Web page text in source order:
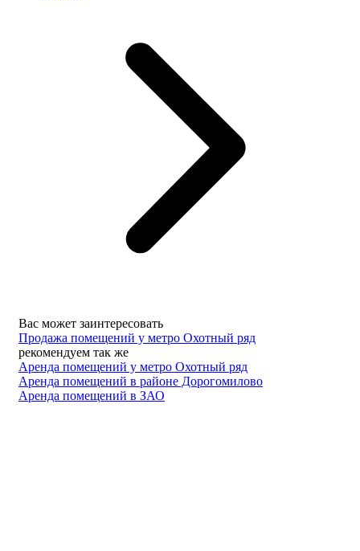
Вас может заинтересовать
Продажа помещений у метро Охотный ряд
рекомендуем так же
Аренда помещений у метро Охотный ряд
Аренда помещений в районе Дорогомилово
Аренда помещений в ЗАО